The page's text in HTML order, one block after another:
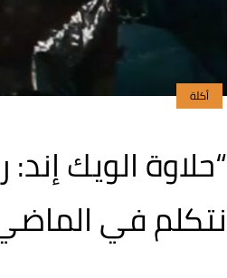
أكلة
“حلاوة الويك
نتكلم في